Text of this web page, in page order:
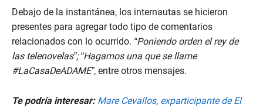
Debajo de la instantánea, los internautas se hicieron
presentes para agregar todo tipo de comentarios
relacionados con lo ocurrido. “Poniendo orden el rey de
las telenovelas”; “Hagamos una que se llame
#LaCasaDeADAME”, entre otros mensajes.
Te podría interesar: Mare Cevallos, exparticipante de El